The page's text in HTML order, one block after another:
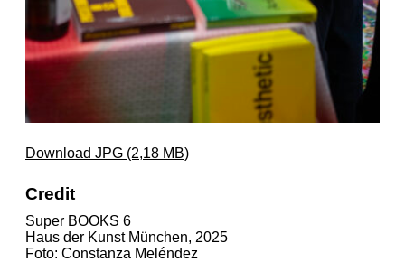
Download JPG (2,18 MB)
Credit
Super BOOKS 6
Haus der Kunst München, 2025
Foto: Constanza Meléndez